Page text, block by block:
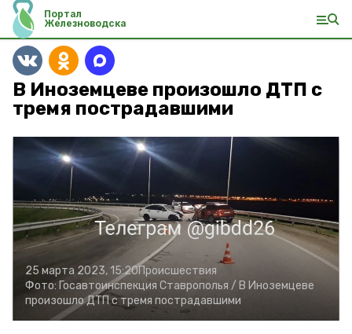
Портал
Железноводска
В Иноземцеве произошло ДТП с
тремя пострадавшими
25 марта 2023, 15:20Происшествия
Фото: Госавтоинспекция Ставрополья / В Иноземцеве
произошло ДТП с тремя пострадавшими